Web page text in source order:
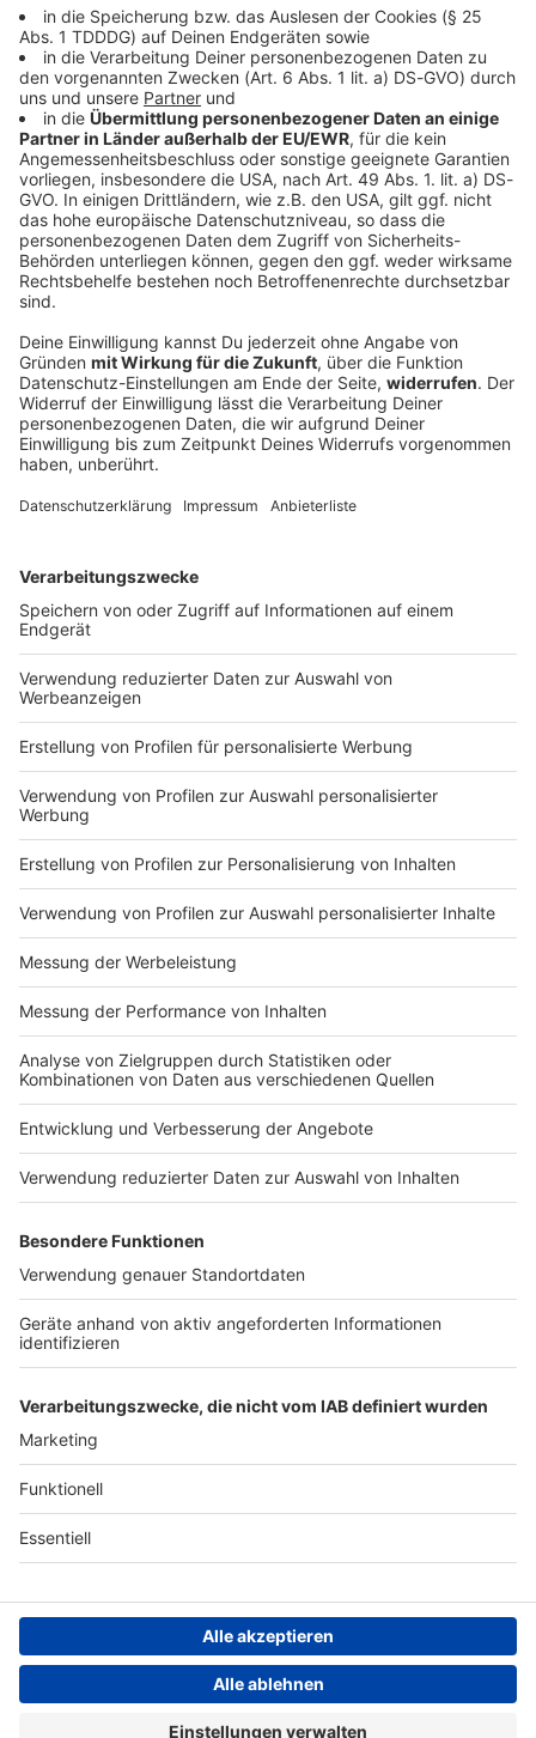
Keep on rocking!
Verpass' nichts mehr mit unserem kostenlosen ROCK
ANTENNE Rock-Newsletter. Ob Musiknews,
Interviews, Quizspaß oder unsere neuesten Aktionen -
wir informieren dich.
Zum Newsletter anmelden
Du möchtest uns etwas sagen?
Studio Hotline
Nutzungsbedingungen
Impressum
Das Band-ABC
Jobs
Archiv
Teilnahme­bedingungen
Geschäfts­bedingungen
ANTENNE BAYERN GROUP
Grounding Page ROCK
ANTENNE
Kontakt
Studio-Hotline
Datenschutz­erklärung
Cookie- und Drittanbieter-
einstellungen
Persönliche Datenkontrolle
ROCK ANTENNE
Region wechseln